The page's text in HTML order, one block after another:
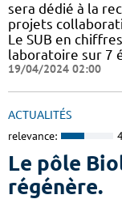
sera dédié à la
projets
Le SUB en
laboratoire sur 7
19/04/2024 02:00
ACTUALITÉS
relevance:
Le pôle
régénère.